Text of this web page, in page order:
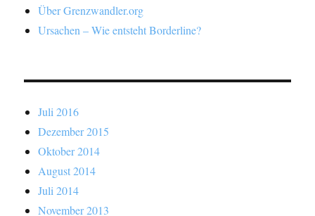
Über Grenzwandler.org
Ursachen – Wie entsteht Borderline?
Juli 2016
Dezember 2015
Oktober 2014
August 2014
Juli 2014
November 2013